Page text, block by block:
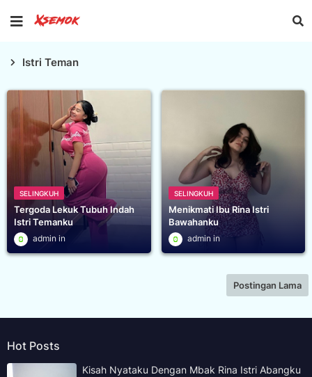
Istri Teman
SELINGKUH
Tergoda Lekuk Tubuh Indah
Istri Temanku
admin
SELINGKUH
Menikmati Ibu Rina Istri
Bawahanku
admin
Postingan Lama
Hot Posts
Kisah Nyataku Dengan Mbak Rina Istri Abangku